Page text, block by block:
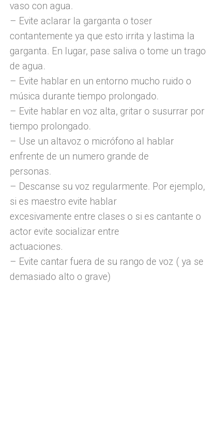
vaso con agua.
– Evite aclarar la garganta o toser
contantemente ya que esto irrita y lastima la
garganta. En lugar, pase saliva o tome un trago
de agua.
– Evite hablar en un entorno mucho ruido o
música durante tiempo prolongado.
– Evite hablar en voz alta, gritar o susurrar por
tiempo prolongado.
– Use un altavoz o micrófono al hablar
enfrente de un numero grande de
personas.
– Descanse su voz regularmente. Por ejemplo,
si es maestro evite hablar
excesivamente entre clases o si es cantante o
actor evite socializar entre
actuaciones.
– Evite cantar fuera de su rango de voz ( ya se
demasiado alto o grave)